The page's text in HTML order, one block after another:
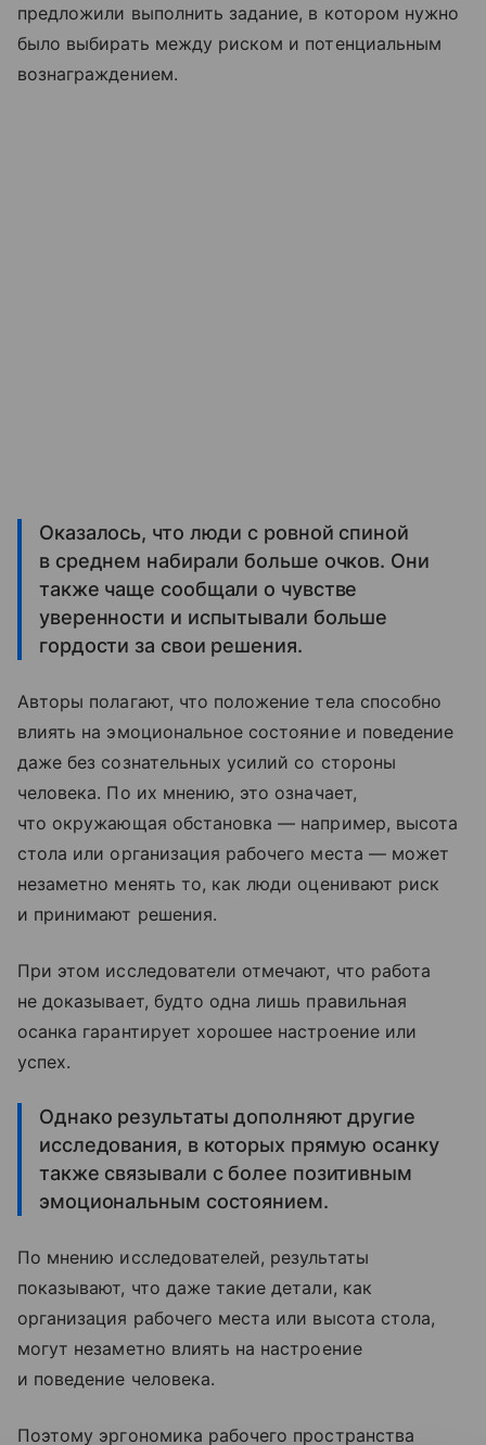
предложили выполнить задание, в котором нужно
было выбирать между риском и потенциальным
вознаграждением.
Оказалось, что люди с ровной спиной
в среднем набирали больше очков. Они
также чаще сообщали о чувстве
уверенности и испытывали больше
гордости за свои решения.
Авторы полагают, что положение тела способно
влиять на эмоциональное состояние и поведение
даже без сознательных усилий со стороны
человека. По их мнению, это означает,
что окружающая обстановка — например, высота
стола или организация рабочего места — может
незаметно менять то, как люди оценивают риск
и принимают решения.
При этом исследователи отмечают, что работа
не доказывает, будто одна лишь правильная
осанка гарантирует хорошее настроение или
успех.
Однако результаты дополняют другие
исследования, в которых прямую осанку
также связывали с более позитивным
эмоциональным состоянием.
По мнению исследователей, результаты
показывают, что даже такие детали, как
организация рабочего места или высота стола,
могут незаметно влиять на настроение
и поведение человека.
Поэтому эргономика рабочего пространства